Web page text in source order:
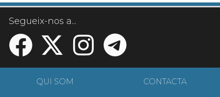
Segueix-nos a...
QUI SOM CONTACTA